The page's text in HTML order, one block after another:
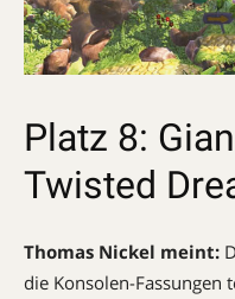
Platz 8:
Twisted
Thomas Nickel meint:
die Konsolen-Fassungen